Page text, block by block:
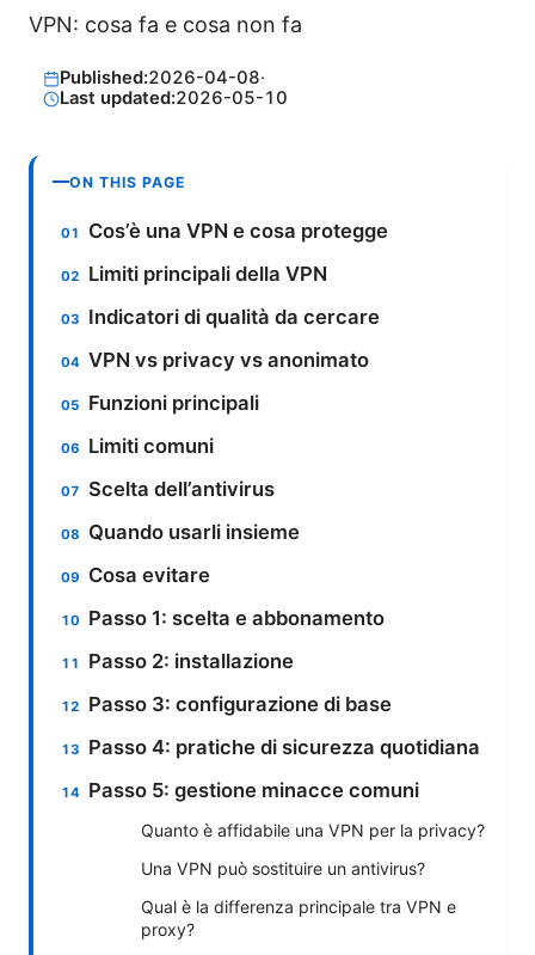
VPN: cosa fa e cosa non fa
Published:2026-04-08·
Last updated:2026-05-10
ON THIS PAGE
Cos’è una VPN e cosa protegge
Limiti principali della VPN
Indicatori di qualità da cercare
VPN vs privacy vs anonimato
Funzioni principali
Limiti comuni
Scelta dell’antivirus
Quando usarli insieme
Cosa evitare
Passo 1: scelta e abbonamento
Passo 2: installazione
Passo 3: configurazione di base
Passo 4: pratiche di sicurezza quotidiana
Passo 5: gestione minacce comuni
Quanto è affidabile una VPN per la privacy?
Una VPN può sostituire un antivirus?
Qual è la differenza principale tra VPN e
proxy?